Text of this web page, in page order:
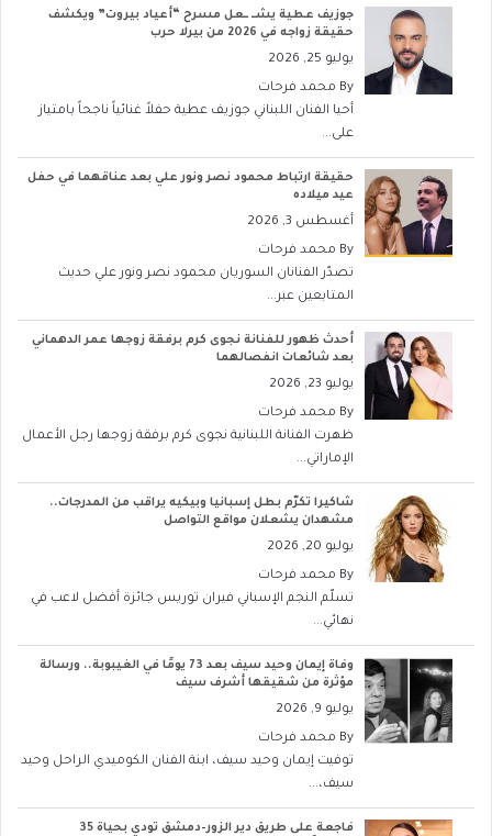
جوزيف عطية يشــ ــعل مسرح “أعياد بيروت” ويكشف
حقيقة زواجه في 2026 من بيرلا حرب
يوليو 25, 2026
By محمد فرحات
أحيا الفنان اللبناني جوزيف عطية حفلاً غنائياً ناجحاً بامتياز
على...
حقيقة ارتباط محمود نصر ونور علي بعد عناقهما في حفل
عيد ميلاده
أغسطس 3, 2026
By محمد فرحات
تصدّر الفنانان السوريان محمود نصر ونور علي حديث
المتابعين عبر...
أحدث ظهور للفنانة نجوى كرم برفقة زوجها عمر الدهماني
بعد شائعات انفصالهما
يوليو 23, 2026
By محمد فرحات
ظهرت الفنانة اللبنانية نجوى كرم برفقة زوجها رجل الأعمال
الإماراتي...
شاكيرا تكرّم بطل إسبانيا وبيكيه يراقب من المدرجات..
مشهدان يشعلان مواقع التواصل
يوليو 20, 2026
By محمد فرحات
تسلّم النجم الإسباني فيران توريس جائزة أفضل لاعب في
نهائي...
وفاة إيمان وحيد سيف بعد 73 يومًا في الغيبوبة.. ورسالة
مؤثرة من شقيقها أشرف سيف
يوليو 9, 2026
By محمد فرحات
توفيت إيمان وحيد سيف، ابنة الفنان الكوميدي الراحل وحيد
سيف،...
فاجعة على طريق دير الزور–دمشق تودي بحياة 35